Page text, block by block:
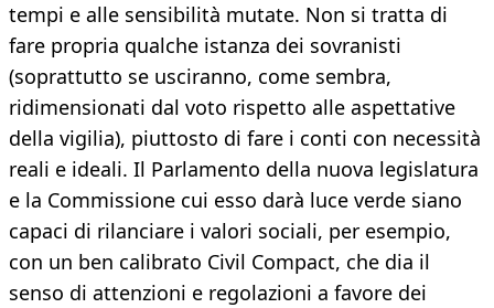
tempi e alle sensibilità mutate. Non si tratta di
fare propria qualche istanza dei sovranisti
(soprattutto se usciranno, come sembra,
ridimensionati dal voto rispetto alle aspettative
della vigilia), piuttosto di fare i conti con necessità
reali e ideali. Il Parlamento della nuova legislatura
e la Commissione cui esso darà luce verde siano
capaci di rilanciare i valori sociali, per esempio,
con un ben calibrato Civil Compact, che dia il
senso di attenzioni e regolazioni a favore dei